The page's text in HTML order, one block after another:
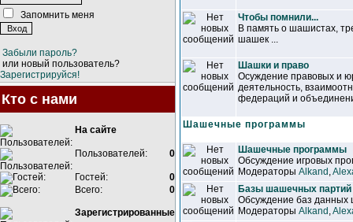
Запомнить меня
Забыли пароль?
или новый пользователь?
Зарегистрируйся!
Кто с нами
На сайте
Пользователей: 0
Гостей:
0
Всего:
0
Зарегистрированные
Чтобы помнили...
В память о шашистах,
шашек ...
Шашки и право
Осуждение правовых и
деятельность,
федераций и
Шашечные программы
Шашечные программы
Обсуждение игровых
Модераторы Alkand ,
Базы шашечных партий
Обсуждение баз
Модераторы Alkand ,